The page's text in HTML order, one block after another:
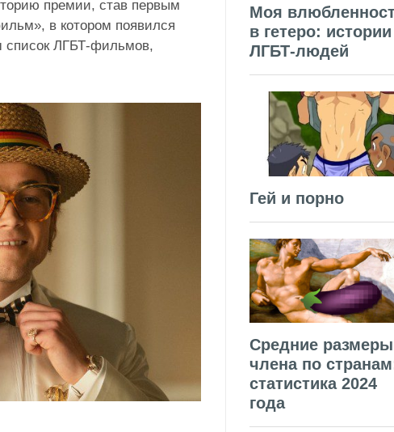
премии, став первым
в котором появился
список ЛГБТ-фильмов,
Моя
в гетеро: истории
ЛГБТ-людей
Гей и порно
Средние размеры
члена по
статистика 2024
года